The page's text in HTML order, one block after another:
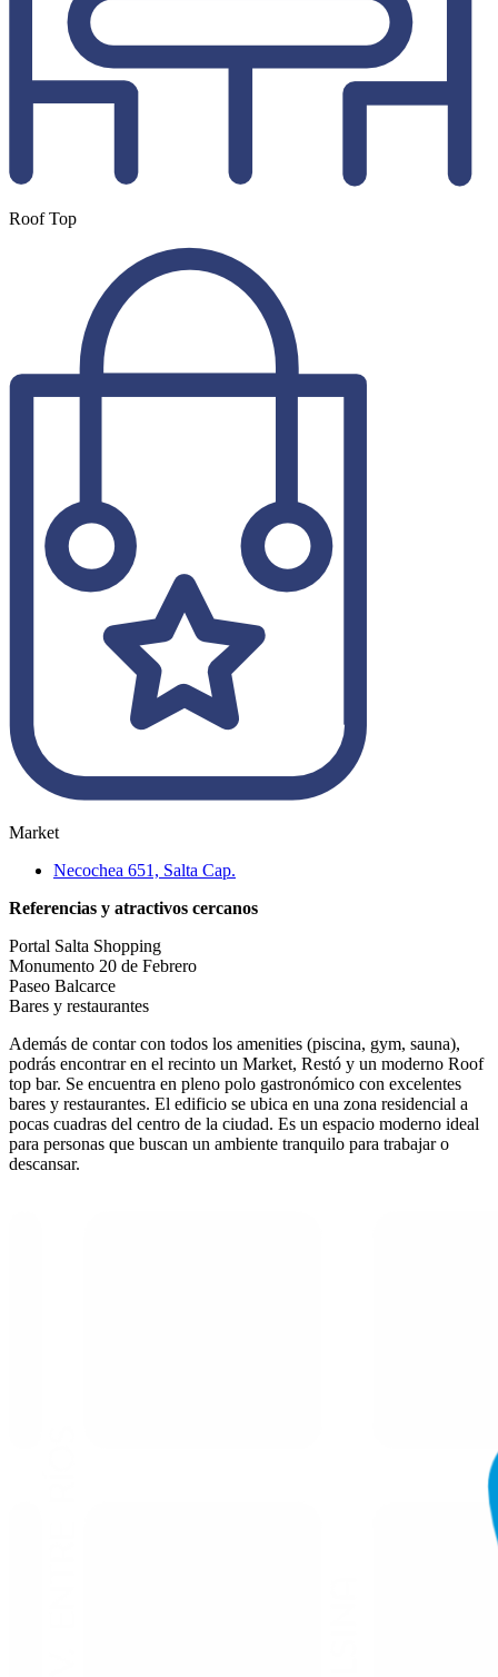
Roof Top
Market
Necochea 651, Salta Cap.
Referencias y atractivos cercanos
Portal Salta Shopping
Monumento 20 de Febrero
Paseo Balcarce
Bares y restaurantes
Además de contar con todos los amenities (piscina, gym, sauna),
podrás encontrar en el recinto un Market, Restó y un moderno Roof
top bar. Se encuentra en pleno polo gastronómico con excelentes
bares y restaurantes. El edificio se ubica en una zona residencial a
pocas cuadras del centro de la ciudad. Es un espacio moderno ideal
para personas que buscan un ambiente tranquilo para trabajar o
descansar.